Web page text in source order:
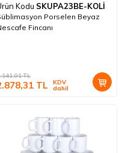
Kodu SKUPA23BE-KOLİ
Porselen Beyaz
Fincanı
TL
TL KDV
dahil